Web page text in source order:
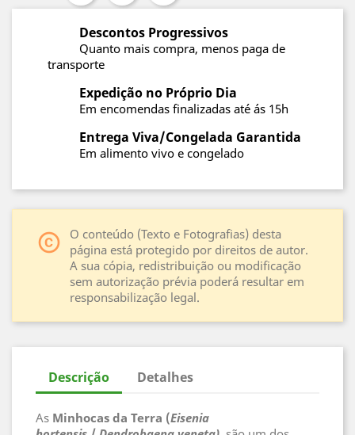
Descontos Progressivos
Quanto mais compra, menos paga de
transporte
Expedição no Próprio Dia
Em encomendas finalizadas até ás 15h
Entrega Viva/Congelada Garantida
Em alimento vivo e congelado
copyright
O conteúdo (Texto e Fotografias) desta
página está protegido por direitos de autor.
A sua cópia, redistribuição ou modificação
sem autorização prévia poderá resultar em
responsabilização legal.
Descrição Detalhes
As Minhocas da Terra (Eisenia